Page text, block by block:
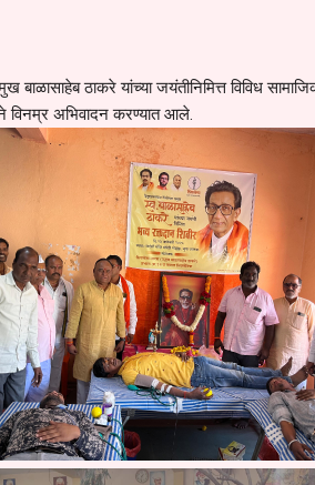
बाळासाहेब ठाकरे यांच्या जयंतीनिमित्त विविध
विनम्र अभिवादन करण्यात आले.